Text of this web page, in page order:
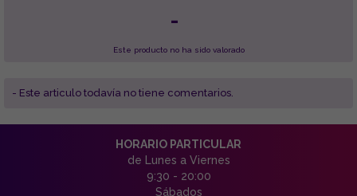
-
Este producto no ha sido valorado
- Este articulo todavía no tiene comentarios.
HORARIO PARTICULAR
de Lunes a Viernes
9:30 - 20:00
Sábados